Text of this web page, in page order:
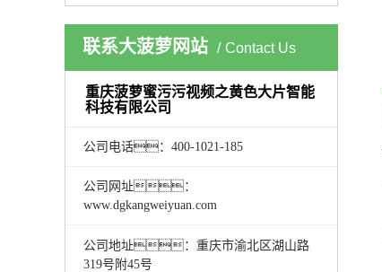
联系大菠萝网站 Contact Us
重庆菠萝蜜污污视频之黄色大片智能
科技有限公司
公司电话：400-1021-185
公司网址：
www.dgkangweiyuan.com
公司地址：重庆市渝北区湖山路
319号附45号